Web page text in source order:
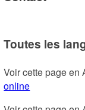
Toutes les
Voir cette page en
online